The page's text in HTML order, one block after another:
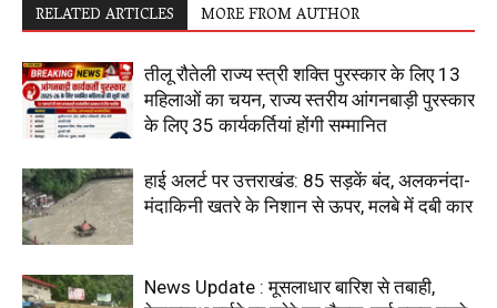
RELATED ARTICLES MORE FROM AUTHOR
तीलू रौतेली राज्य स्त्री शक्ति पुरस्कार के लिए 13
महिलाओं का चयन, राज्य स्तरीय आंगनबाड़ी पुरस्कार
के लिए 35 कार्यकर्तियां होंगी सम्मानित
हाई अलर्ट पर उत्तराखंड: 85 सड़कें बंद, अलकनंदा-
मंदाकिनी खतरे के निशान से ऊपर, मलबे में दबी कार
News Update : मूसलाधार बारिश से तबाही,